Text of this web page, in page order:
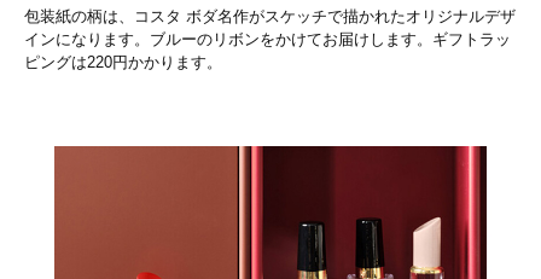
包装紙の柄は、コスタ ボダ名作がスケッチで描かれたオリジナルデザ
インになります。ブルーのリボンをかけてお届けします。ギフトラッ
ピングは220円かかります。